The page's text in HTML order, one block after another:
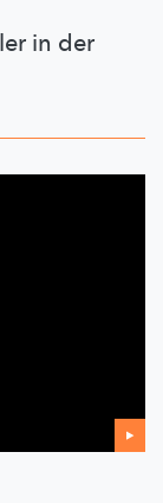
in der